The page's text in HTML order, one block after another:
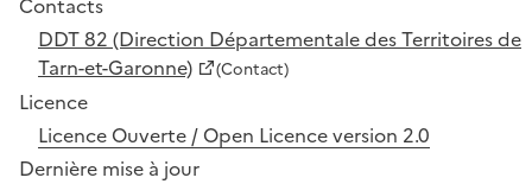
DDT 82 (Direction Départementale des Territoires de
Tarn-et-Garonne)
(Contact)
Licence
Licence Ouverte / Open Licence version 2.0
Dernière mise à jour